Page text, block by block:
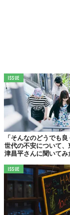
Z世代のおやつ
え」、そして
スナックミーが
歳の会社員614人
いての調査」では
分析している。
この調査で最もオ
Z世代で、半数以
る。
彼らが間食をする
（38.1%）や「小
側面に加え、「健
世代の約4.1倍と突
の健康やウェルビ
ろう。
ISSUE
「そんなのどうでも
世代の不安について、
津昌平さんに聞いてみ
ISSUE